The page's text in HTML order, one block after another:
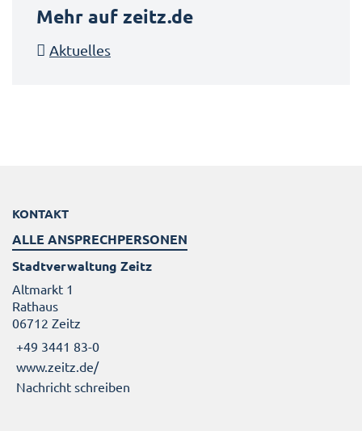
Mehr auf zeitz.de
Aktuelles
KONTAKT
ALLE ANSPRECHPERSONEN
Stadtverwaltung Zeitz
Altmarkt 1
Rathaus
06712 Zeitz
+49 3441 83-0
www.zeitz.de/
Nachricht schreiben